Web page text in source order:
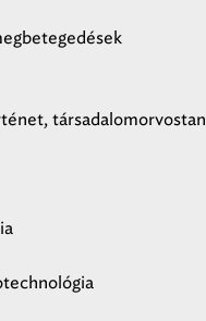
társadalomorvostan